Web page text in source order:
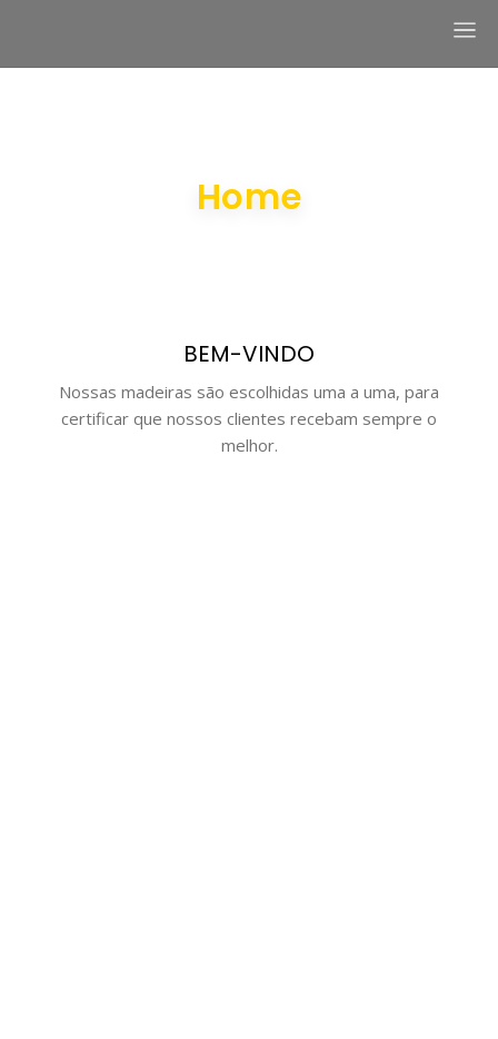
Home
BEM-VINDO
Nossas madeiras são escolhidas uma a uma, para
certificar que nossos clientes recebam sempre o
melhor.